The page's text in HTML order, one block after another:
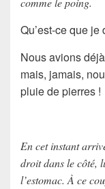
Qu’est-ce que
Nous avions
mais, jamais,
pluie de pierres !
En cet instant
droit dans le côté,
l’estomac. À ce